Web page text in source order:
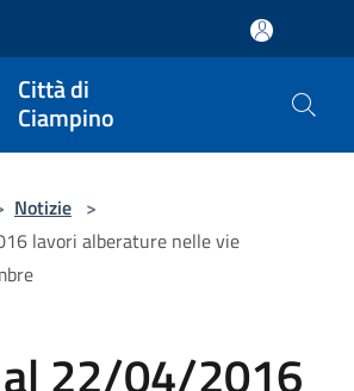
Città di
Ciampino
Notizie >
lavori alberature nelle vie
22/04/2016